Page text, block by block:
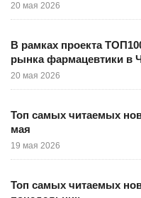
20 мая 2026
В рамках проекта
рынка фармацевтики в
20 мая 2026
Топ самых читаемых
мая
19 мая 2026
Топ самых читаемых